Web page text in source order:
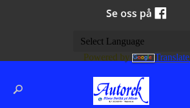
Powered by Translate